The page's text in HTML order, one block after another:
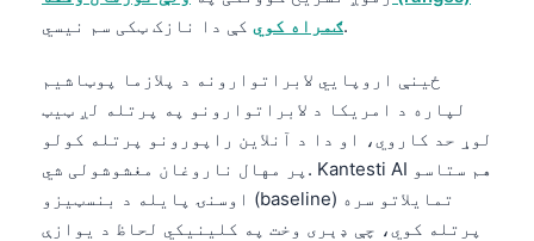
ګمراه کويکې دا نازک ټکی سم نیسي.
ځینې اروپایي لابراتوارونه د پلازما پوټاشیم
لپاره د امریکا د لابراتوارونو په پرتله لږ ټیټ
لوړ حد کاروي، او دا د آنلاین راپورونو پرتله کولو
پر مهال ناروغان مغشوشولی شي. Kantesti AI هم ستاسو
اوسنۍ پایله د بنسټیزو (baseline) تمایلاتو سره
پرتله کوي، چې ډېری وخت په کلینیکي لحاظ د یوازې